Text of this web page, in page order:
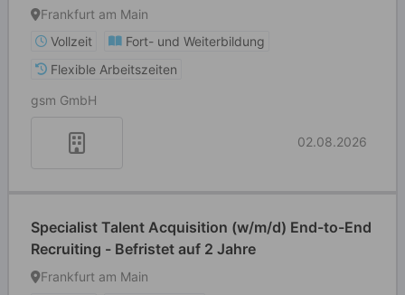
Frankfurt am Main
Vollzeit
Fort- und Weiterbildung
Flexible Arbeitszeiten
gsm GmbH
02.08.2026
Specialist Talent Acquisition (w/m/d) End-to-End
Recruiting - Befristet auf 2 Jahre
Frankfurt am Main